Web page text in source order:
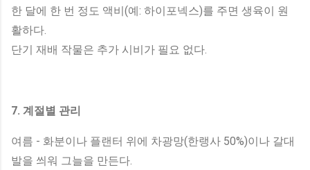
한 달에 한 번 정도 액비(예: 하이포넥스)를 주면 생육이 원
활하다.
단기 재배 작물은 추가 시비가 필요 없다.
7. 계절별 관리
여름 - 화분이나 플랜터 위에 차광망(한랭사 50%)이나 갈대
발을 씌워 그늘을 만든다.